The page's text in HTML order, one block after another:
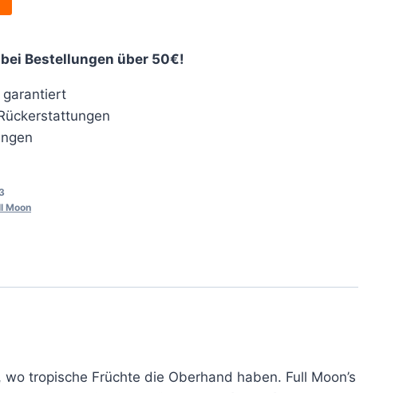
bei Bestellungen über 50€!
Moon
tropische Früchte die Oberhand haben. Full Moon’s